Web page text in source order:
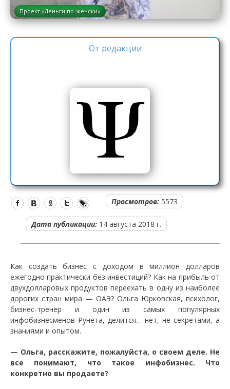
Проект «Деньги по-женски»
От редакции
Просмотров: 5573
Дата публикации: 14 августа 2018 г.
Как создать бизнес с доходом в миллион долларов
ежегодно практически без инвестиций? Как на прибыль от
двухдолларовых продуктов переехать в одну из наиболее
дорогих стран мира — ОАЭ? Ольга Юрковская, психолог,
бизнес-тренер и один из самых популярных
инфобизнесменов Рунета, делится… нет, не секретами, а
знаниями и опытом.
— Ольга, расскажите, пожалуйста, о своем деле. Не
все понимают, что такое инфобизнес. Что
конкретно вы продаете?